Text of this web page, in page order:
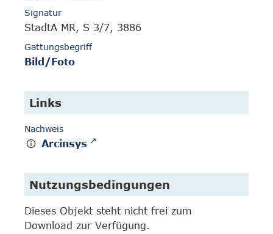
Signatur
StadtA MR, S 3/7, 3886
Gattungsbegriff
Bild/Foto
Links
Nachweis
Arcinsys
Nutzungsbedingungen
Dieses Objekt steht nicht frei zum
Download zur Verfügung.